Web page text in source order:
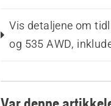
Vis detaljene om
og 535 AWD,